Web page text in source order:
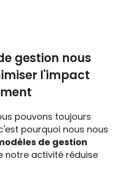
gestion nous
l'impact
pouvons toujours
pourquoi nous nous
de gestion
notre activité réduise